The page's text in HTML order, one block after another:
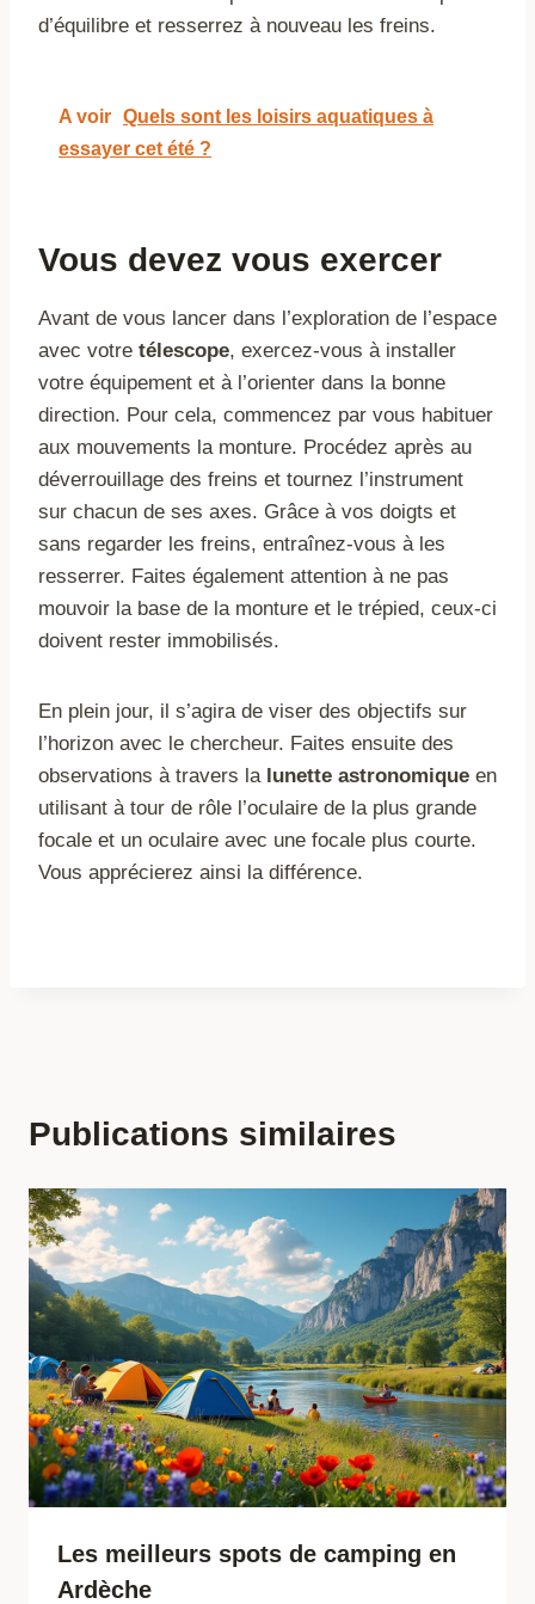
d’équilibre et resserrez à nouveau les freins.
A voir Quels sont les loisirs aquatiques à
essayer cet été ?
Vous devez vous exercer
Avant de vous lancer dans l’exploration de l’espace
avec votre télescope, exercez-vous à installer
votre équipement et à l’orienter dans la bonne
direction. Pour cela, commencez par vous habituer
aux mouvements la monture. Procédez après au
déverrouillage des freins et tournez l’instrument
sur chacun de ses axes. Grâce à vos doigts et
sans regarder les freins, entraînez-vous à les
resserrer. Faites également attention à ne pas
mouvoir la base de la monture et le trépied, ceux-ci
doivent rester immobilisés.
En plein jour, il s’agira de viser des objectifs sur
l’horizon avec le chercheur. Faites ensuite des
observations à travers la lunette astronomique en
utilisant à tour de rôle l’oculaire de la plus grande
focale et un oculaire avec une focale plus courte.
Vous apprécierez ainsi la différence.
Publications similaires
Les meilleurs spots de camping en
Ardèche